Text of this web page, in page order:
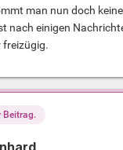
man nun doch
nach einigen
freizügig.
Beitrag.